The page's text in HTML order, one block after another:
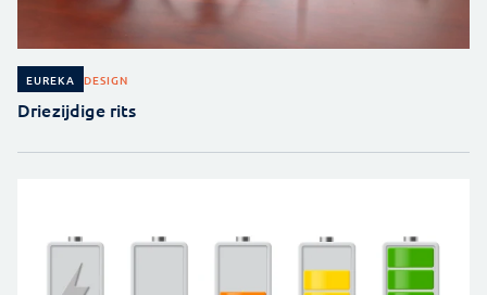
EUREKA DESIGN
Driezijdige rits